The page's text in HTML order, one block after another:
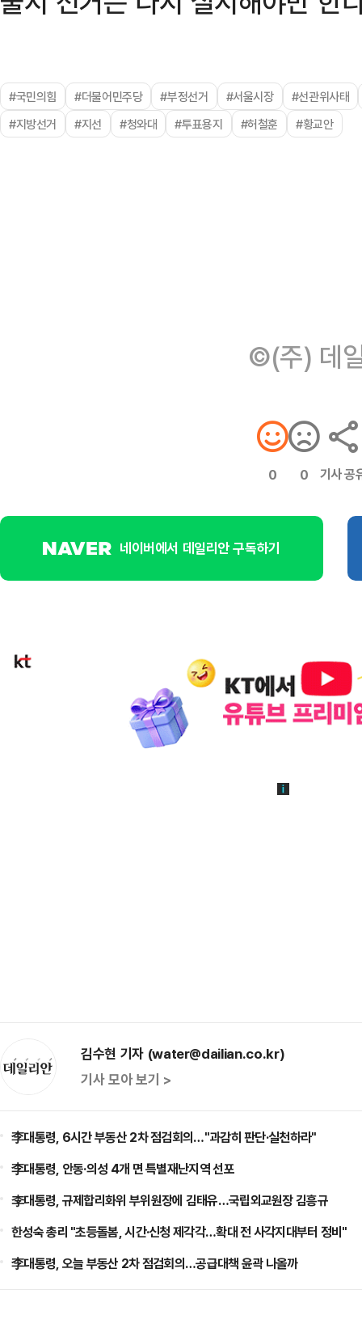
#국민의힘 #더불어민주당 #부정선거 #서울시장
#선관위사태
#지방선거
#지선 #청와대 #투표용지 #허철훈 #황교안
©(주) 데
0 0 기사 공
네이버에서 데일리안 구독하기
김수현 기자 (water@dailian.co.kr)
기사 모아 보기 >
李대통령, 6시간 부동산 2차 점검회의…"과감히 판단·실천하라"
李대통령, 안동·의성 4개 면 특별재난지역 선포
李대통령, 규제합리화위 부위원장에 김태유…국립외교원장 김흥규
한성숙 총리 "초등돌봄, 시간·신청 제각각…확대 전 사각지대부터 정비"
李대통령, 오늘 부동산 2차 점검회의…공급대책 윤곽 나올까